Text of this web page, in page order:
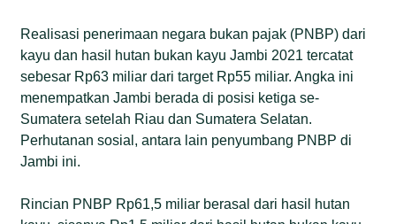
Realisasi penerimaan negara bukan pajak (PNBP) dari
kayu dan hasil hutan bukan kayu Jambi 2021 tercatat
sebesar Rp63 miliar dari target Rp55 miliar. Angka ini
menempatkan Jambi berada di posisi ketiga se-
Sumatera setelah Riau dan Sumatera Selatan.
Perhutanan sosial, antara lain penyumbang PNBP di
Jambi ini.
Rincian PNBP Rp61,5 miliar berasal dari hasil hutan